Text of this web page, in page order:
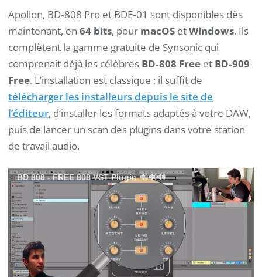
Apollon, BD‑808 Pro et BDE‑01 sont disponibles dès
maintenant, en 64 bits, pour macOS etWindows. Ils
complètent la gamme gratuite de Synsonic qui
comprenait déjà les célèbres BD‑808 Free et BD‑909
Free. L’installation est classique : il suffit de
télécharger les installeurs depuis le site de
l’éditeur, d’installer les formats adaptés à votre DAW,
puis de lancer un scan des plugins dans votre station
de travail audio.
BD 808 - FREE 808 VST Plugin 🔊🔊🔊